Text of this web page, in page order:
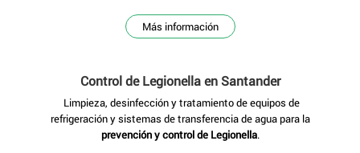
Más información
Control de Legionellaen Santander
Limpieza, desinfección y tratamiento de equipos de
refrigeración y sistemas de transferencia de agua para la
prevención y control de Legionella.